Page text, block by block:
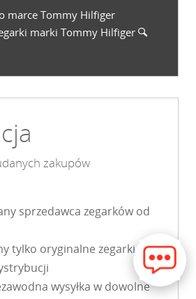
marce Tommy Hilfiger
marki Tommy Hilfiger
zakupów
sprzedawca zegarków od
tylko oryginalne zegarki z
wysyłka w dowolne